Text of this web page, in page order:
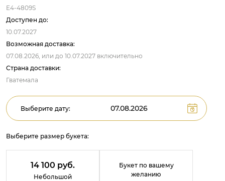
E4-4809S
Доступен до:
10.07.2027
Возможная доставка:
07.08.2026, или до 10.07.2027 включительно
Страна доставки:
Гватемала
Выберите дату:
Выберите размер букета:
14 100 руб.
Небольшой
Букет по вашему
желанию